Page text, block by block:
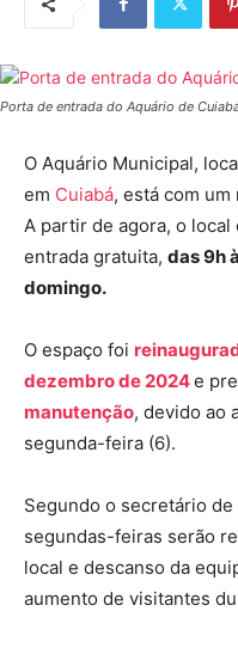
Porta de entrada do Aquário de
O Aquário Municipal,
em Cuiabá, está com
A partir de agora, o
entrada gratuita, das 9h
domingo.
O espaço foi
dezembro de 2024e
manutenção, devido ao
segunda-feira (6).
Segundo o secretário
segundas-feiras serão
local e descanso da
aumento de visitantes